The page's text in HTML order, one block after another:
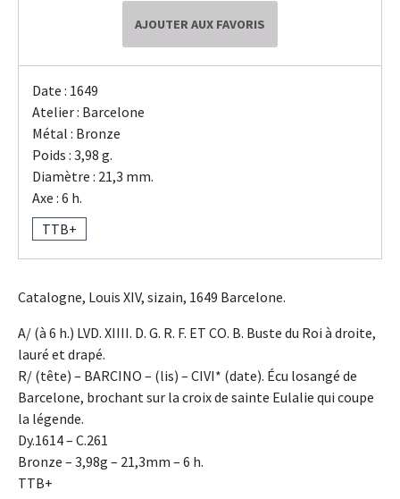
AJOUTER AUX FAVORIS
Date : 1649
Atelier : Barcelone
Métal : Bronze
Poids : 3,98 g.
Diamètre : 21,3 mm.
Axe : 6 h.
TTB+
Catalogne, Louis XIV, sizain, 1649 Barcelone.
A/ (à 6 h.) LVD. XIIII. D. G. R. F. ET CO. B. Buste du Roi à droite,
lauré et drapé.
R/ (tête) – BARCINO – (lis) – CIVI* (date). Écu losangé de
Barcelone, brochant sur la croix de sainte Eulalie qui coupe
la légende.
Dy.1614 – C.261
Bronze – 3,98g – 21,3mm – 6 h.
TTB+